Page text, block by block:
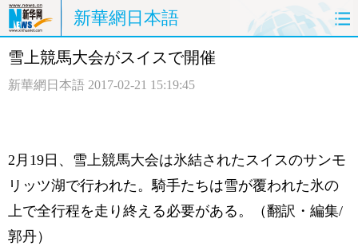
新華網日本語
ホームページ 政治
中日対訳
雪上競馬大会がスイスで開催
新華網日本語 2017-02-21 15:19:45
2月19日、雪上競馬大会は氷結されたスイスのサンモ
リッツ湖で行われた。騎手たちは雪が覆われた氷の
上で全行程を走り終える必要がある。（翻訳・編集/
郭丹）